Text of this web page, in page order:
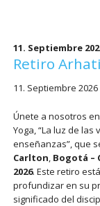
1
–
Asociado
11. Septiembre
Retiro
11. Septiembre
Únete a nosotros
Yoga, “La luz de
enseñanzas”, que
Carlton Bogotá –
2026. Este retiro
profundizar en su
significado del